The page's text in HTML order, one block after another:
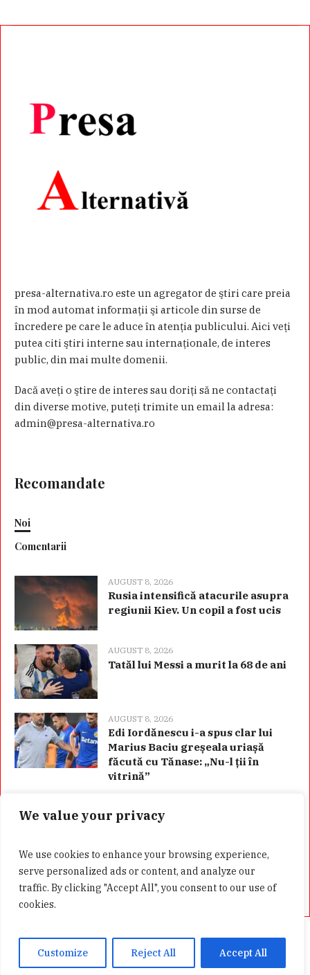
We value your privacy
We use cookies to enhance your browsing experience,
serve personalized ads or content, and analyze our
traffic. By clicking "Accept All", you consent to our use of
cookies.
Customize Reject All Accept All
presa-alternativa.ro este un agregator de ştiri care preia
în mod automat informaţii şi articole din surse de
încredere pe care le aduce în atenţia publicului. Aici veţi
putea citi ştiri interne sau internaţionale, de interes
public, din mai multe domenii.
Dacă aveţi o ştire de interes sau doriţi să ne contactaţi
din diverse motive, puteţi trimite un email la adresa:
admin@presa-alternativa.ro
Recomandate
Noi
Comentarii
AUGUST 8, 2026
Rusia intensifică atacurile asupra
regiunii Kiev. Un copil a fost ucis
AUGUST 8, 2026
Tatăl lui Messi a murit la 68 de ani
AUGUST 8, 2026
Edi Iordănescu i-a spus clar lui
Marius Baciu greșeala uriașă
făcută cu Tănase: „Nu-l ții în
vitrină”
Categorii
Acasă Confidentialitate GDPR
Presa Alternativa